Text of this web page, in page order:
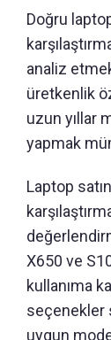
Doğru
analiz
üretkenlik
uzun yıllar
yapmak
Laptop
X650 ve
kullanıma
seçenekler
uygun